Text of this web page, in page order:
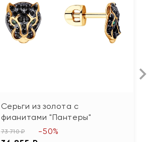
Серьги из золота с
фианитами "Пантеры"
73 710 ₽ -50%